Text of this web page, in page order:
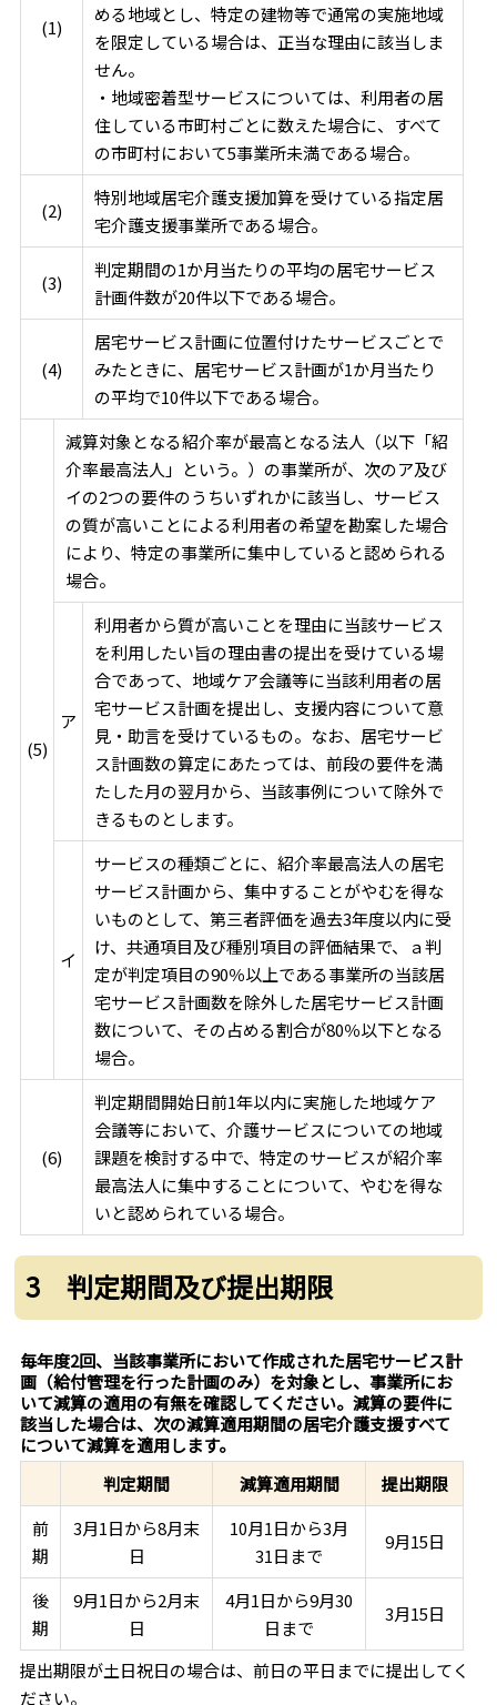
(1)
める地域とし、特定の建物等で通常の実施地域
を限定している場合は、正当な理由に該当しま
せん。
・地域密着型サービスについては、利用者の居
住している市町村ごとに数えた場合に、すべて
の市町村において5事業所未満である場合。
(2)
特別地域居宅介護支援加算を受けている指定居
宅介護支援事業所である場合。
(3)
判定期間の1か月当たりの平均の居宅サービス
計画件数が20件以下である場合。
(4)
居宅サービス計画に位置付けたサービスごとで
みたときに、居宅サービス計画が1か月当たり
の平均で10件以下である場合。
(5)
減算対象となる紹介率が最高となる法人（以下「紹
介率最高法人」という。）の事業所が、次のア及び
イの2つの要件のうちいずれかに該当し、サービス
の質が高いことによる利用者の希望を勘案した場合
により、特定の事業所に集中していると認められる
場合。
ア
利用者から質が高いことを理由に当該サービス
を利用したい旨の理由書の提出を受けている場
合であって、地域ケア会議等に当該利用者の居
宅サービス計画を提出し、支援内容について意
見・助言を受けているもの。なお、居宅サービ
ス計画数の算定にあたっては、前段の要件を満
たした月の翌月から、当該事例について除外で
きるものとします。
イ
サービスの種類ごとに、紹介率最高法人の居宅
サービス計画から、集中することがやむを得な
いものとして、第三者評価を過去3年度以内に受
け、共通項目及び種別項目の評価結果で、ａ判
定が判定項目の90％以上である事業所の当該居
宅サービス計画数を除外した居宅サービス計画
数について、その占める割合が80％以下となる
場合。
(6)
判定期間開始日前1年以内に実施した地域ケア
会議等において、介護サービスについての地域
課題を検討する中で、特定のサービスが紹介率
最高法人に集中することについて、やむを得な
いと認められている場合。
3 判定期間及び提出期限
毎年度2回、当該事業所において作成された居宅サービス計
画（給付管理を行った計画のみ）を対象とし、事業所にお
いて減算の適用の有無を確認してください。減算の要件に
該当した場合は、次の減算適用期間の居宅介護支援すべて
について減算を適用します。
判定期間
減算適用期間
提出期限
前
期
3月1日から8月末
日
10月1日から3月
31日まで
9月15日
後
期
9月1日から2月末
日
4月1日から9月30
日まで
3月15日
提出期限が土日祝日の場合は、前日の平日までに提出してく
ださい。